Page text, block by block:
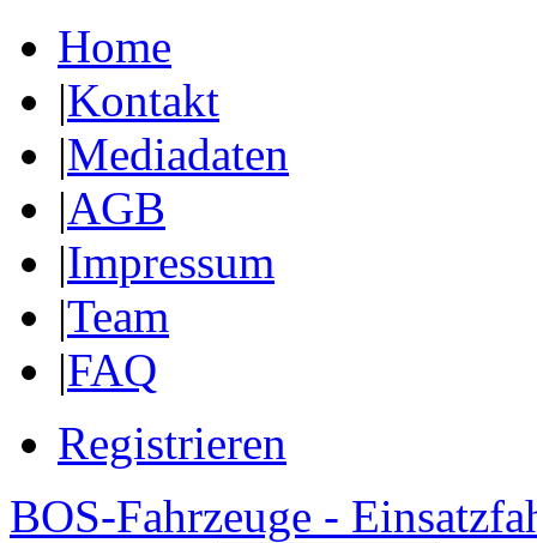
Home
|Kontakt
|Mediadaten
|AGB
|Impressum
|Team
|FAQ
Registrieren
BOS-Fahrzeuge -